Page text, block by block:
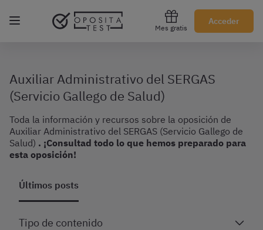
Mes gratis
Acceder
Regístrate gratis
Auxiliar Administrativo del SERGAS
(Servicio Gallego de Salud)
Toda la información y recursos sobre la oposición de
Auxiliar Administrativo del SERGAS (Servicio Gallego de
Salud) . ¡Consultad todo lo que hemos preparado para
esta oposición!
Últimos posts
Tipo de contenido